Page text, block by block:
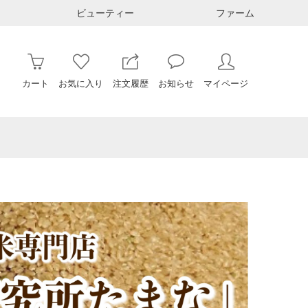
ビューティー ファーム
カート お気に入り 注文履歴 お知らせ マイページ